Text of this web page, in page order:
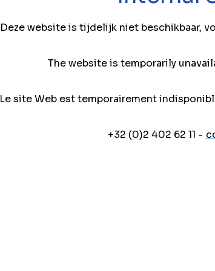
Deze website is tijdelijk niet beschikbaar,
The website is temporarily
Le site Web est temporairement
+32 (0)2 402 62 11 -